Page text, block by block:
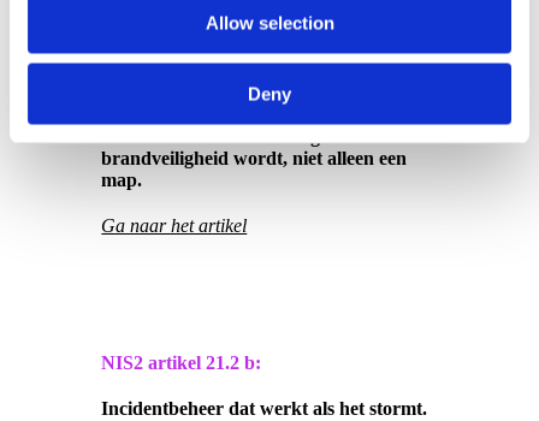
Allow selection
Deny
21.2 a:
brandveiligheid wordt, niet alleen een
map.
Ga naar het artikel
NIS2 artikel21.2 b:
Incidentbeheer dat werkt als het stormt.